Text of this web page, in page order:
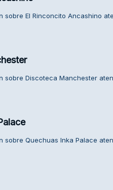
sobre El Rinconcito Ancashino
sobre Discoteca Manchester
sobre Quechuas Inka Palace